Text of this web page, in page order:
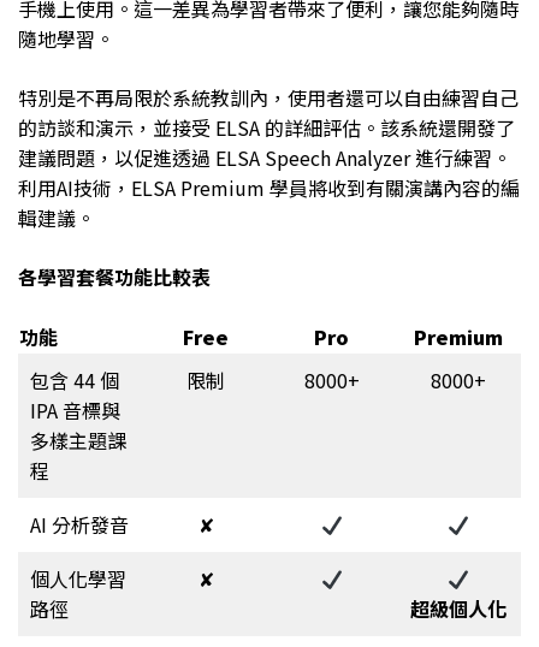
手機上使用。這一差異為學習者帶來了便利，讓您能夠隨時
隨地學習。
特別是不再局限於系統教訓內，使用者還可以自由練習自己
的訪談和演示，並接受 ELSA 的詳細評估。該系統還開發了
建議問題，以促進透過 ELSA Speech Analyzer 進行練習。
利用AI技術，ELSA Premium 學員將收到有關演講內容的編
輯建議。
各學習套餐功能比較表
功能 Free Pro
Premium
包含 44 個
IPA 音標與
多樣主題課
程
限制 8000+ 8000+
AI 分析發音
✘
個人化學習
路徑
✘
超級個人化